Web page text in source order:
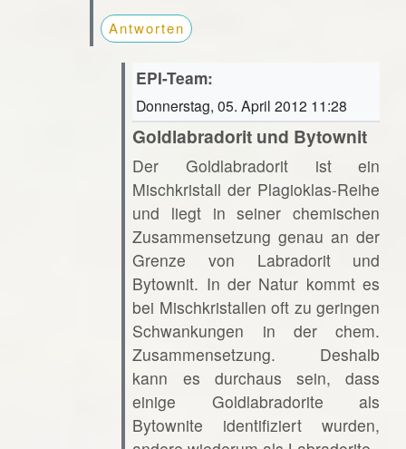
Antworten
EPI-Team:
Donnerstag, 05. April 2012 11:28
Goldlabradorit und Bytownit
Der Goldlabradorit ist ein
Mischkristall der Plagioklas-Reihe
und liegt in seiner chemischen
Zusammensetzung genau an der
Grenze von Labradorit und
Bytownit. In der Natur kommt es
bei Mischkristallen oft zu geringen
Schwankungen in der chem.
Zusammensetzung. Deshalb
kann es durchaus sein, dass
einige Goldlabradorite als
Bytownite identifiziert wurden,